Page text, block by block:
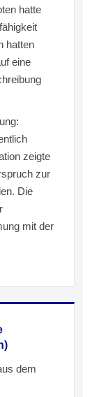
hatte
hatten
eine
zeigte
zur
Die
mit der
dem